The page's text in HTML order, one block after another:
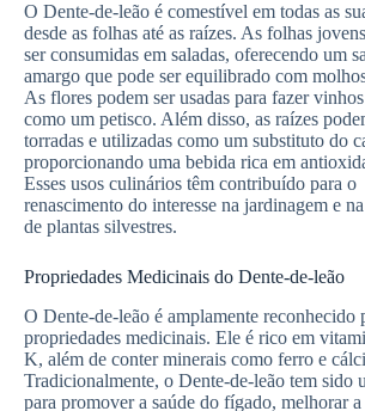
O Dente-de-leão é comestível em todas as
desde as folhas até as raízes. As folhas
ser consumidas em saladas, oferecendo um
amargo que pode ser equilibrado com
As flores podem ser usadas para fazer
como um petisco. Além disso, as raízes
torradas e utilizadas como um substituto do
proporcionando uma bebida rica em
Esses usos culinários têm contribuído para o
renascimento do interesse na jardinagem e
de plantas silvestres.
Propriedades Medicinais do Dente-de-leão
O Dente-de-leão é amplamente reconhecido
propriedades medicinais. Ele é rico em
K, além de conter minerais como ferro e
Tradicionalmente, o Dente-de-leão tem sido
para promover a saúde do fígado, melhorar a